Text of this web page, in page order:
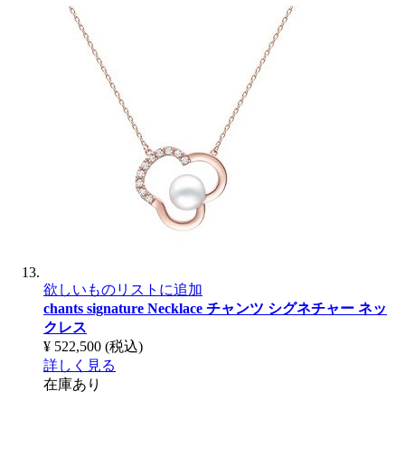
欲しいものリストに追加
chants signature Necklace チャンツ シグネチャー ネッ
クレス
¥ 522,500 (税込)
詳しく見る
在庫あり